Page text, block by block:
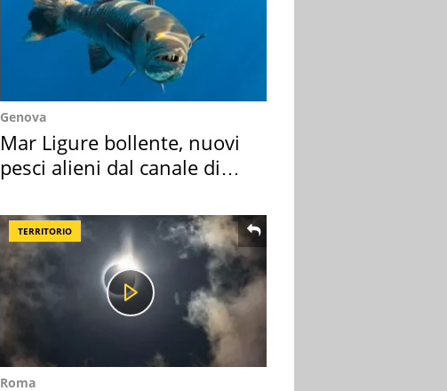
Genova
Mar Ligure bollente, nuovi
pesci alieni dal canale di
TERRITORIO
Roma